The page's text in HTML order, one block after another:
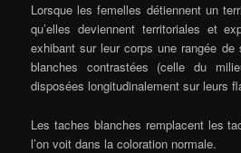
Lorsque les femelles détiennent un
qu’elles deviennent territoriales et
exhibant sur leur corps une rangée
blanches contrastées (celle du
disposées longitudinalement sur leurs
Les taches blanches remplacent les
l’on voit dans la coloration normale.